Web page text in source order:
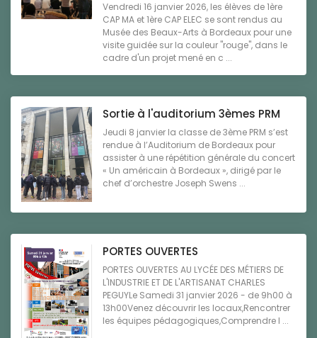
Vendredi 16 janvier 2026, les élèves de 1ère
CAP MA et 1ère CAP ELEC se sont rendus au
Musée des Beaux-Arts à Bordeaux pour une
visite guidée sur la couleur "rouge", dans le
cadre d'un projet mené en c ...
Sortie à l'auditorium 3èmes PRM
Jeudi 8 janvier la classe de 3ème PRM s’est
rendue à l’Auditorium de Bordeaux pour
assister à une répétition générale du concert
« Un américain à Bordeaux », dirigé par le
chef d’orchestre Joseph Swens ...
PORTES OUVERTES
PORTES OUVERTES AU LYCÉE DES MÉTIERS DE
L'INDUSTRIE ET DE L'ARTISANAT CHARLES
PEGUYLe Samedi 31 janvier 2026 - de 9h00 à
13h00Venez découvrir les locaux,Rencontrer
les équipes pédagogiques,Comprendre l ...